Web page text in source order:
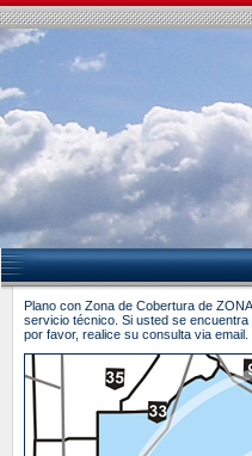
Plano con Zona de Cobertura de
servicio técnico. Si usted se encuentra
por favor, realice su consulta via email.